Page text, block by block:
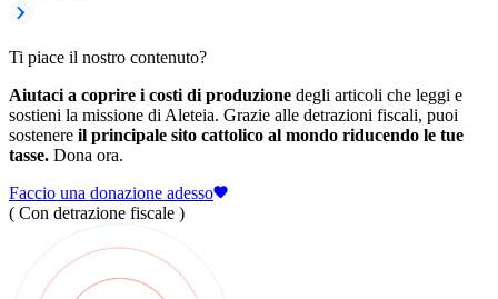
Ti piace il nostro contenuto?
Aiutaci a coprire i costi di produzione degli articoli che leggi e
sostieni la missione di Aleteia. Grazie alle detrazioni fiscali, puoi
sostenere il principale sito cattolico al mondo riducendo le tue
tasse. Dona ora.
Faccio una donazione adesso
( Con detrazione fiscale )